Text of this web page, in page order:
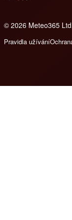
© 2026 Meteo365
Pravidla užívání